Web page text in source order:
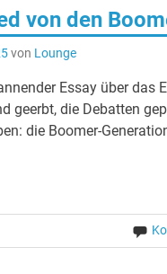
von den
von Lounge
Essay über das
geerbt, die Debatten
die Boomer-